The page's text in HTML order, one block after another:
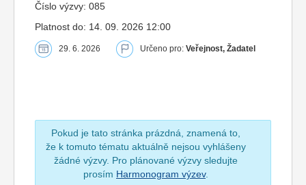
Číslo výzvy: 085
Platnost do: 14. 09. 2026 12:00
29. 6. 2026 Určeno pro: Veřejnost, Žadatel
Pokud je tato stránka prázdná, znamená to,
že k tomuto tématu aktuálně nejsou vyhlášeny
žádné výzvy. Pro plánované výzvy sledujte
prosím Harmonogram výzev.